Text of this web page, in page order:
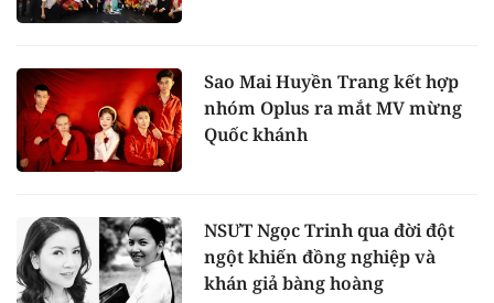
Sao Mai Huyền Trang kết hợp
nhóm Oplus ra mắt MV mừng
Quốc khánh
NSƯT Ngọc Trinh qua đời đột
ngột khiến đồng nghiệp và
khán giả bàng hoàng